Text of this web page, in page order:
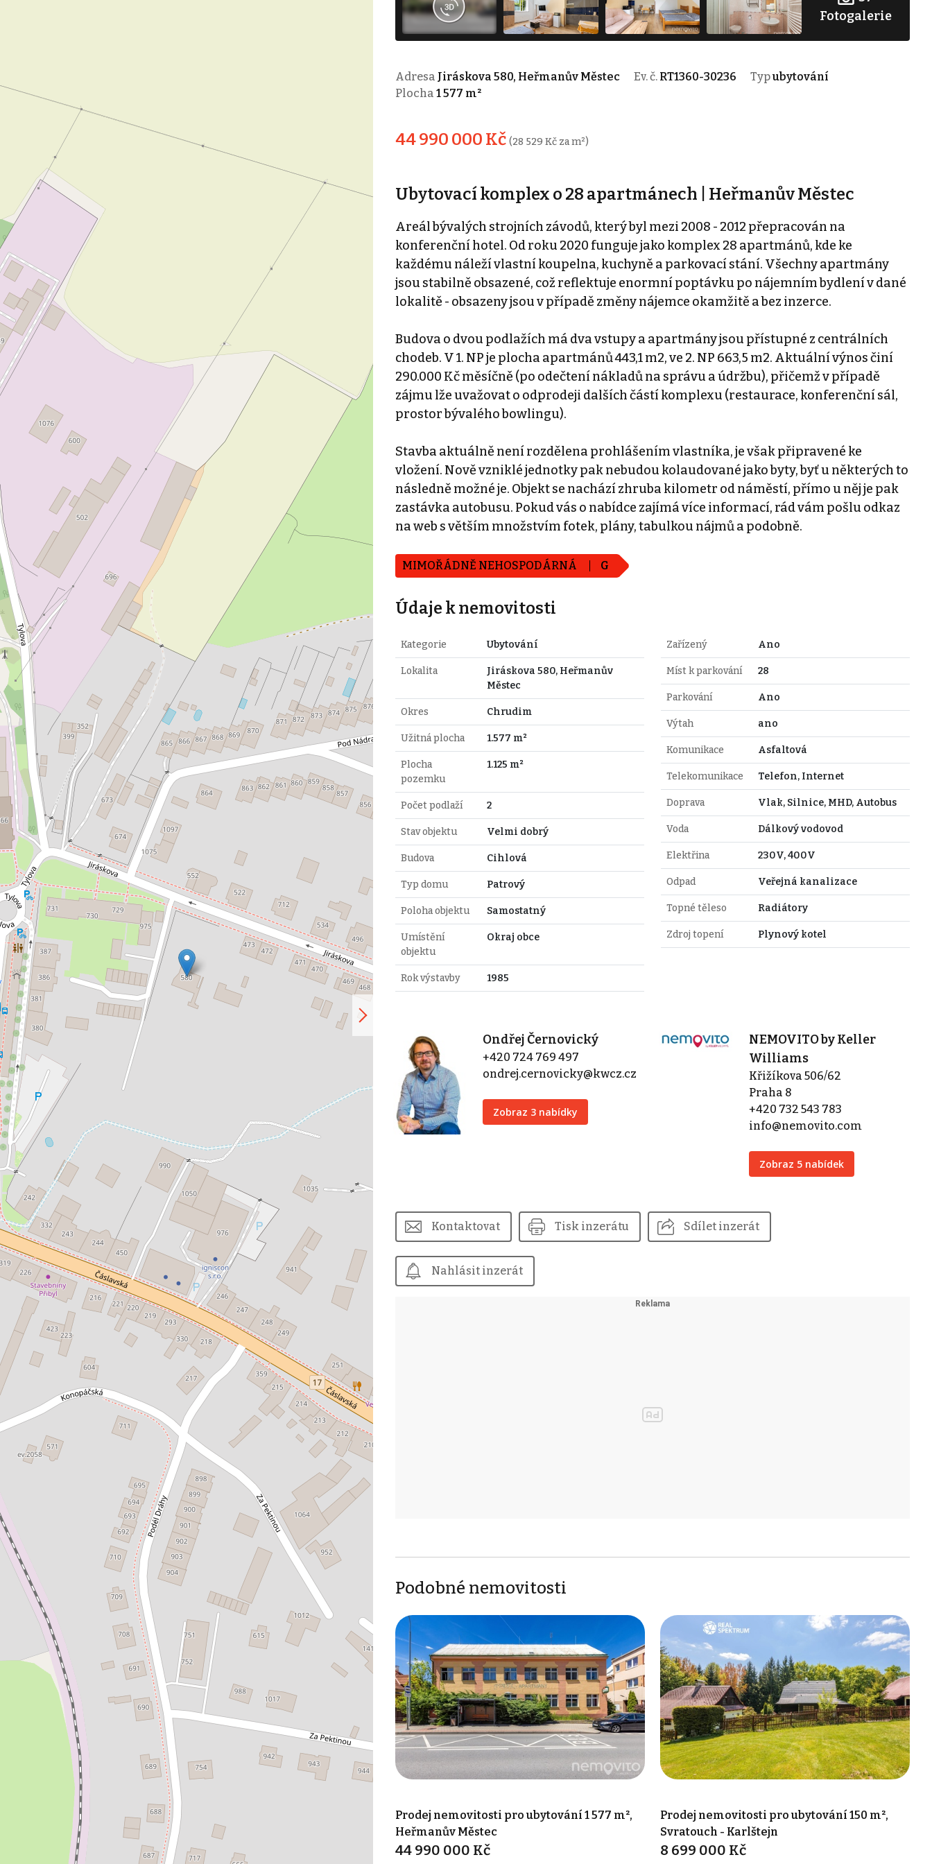
Fotogalerie
Adresa Jiráskova 580, Heřmanův Městec Ev. č. RT1360-30236 Typubytování
Plocha 1 577 m²
44 990 000 Kč (28 529 Kč za m²)
Ubytovací komplex o 28 apartmánech | Heřmanův Městec
Areál bývalých strojních závodů, který byl mezi 2008 - 2012 přepracován na
konferenční hotel. Od roku 2020 funguje jako komplex 28 apartmánů, kde ke
každému náleží vlastní koupelna, kuchyně a parkovací stání. Všechny apartmány
jsou stabilně obsazené, což reflektuje enormní poptávku po nájemním bydlení v dané
lokalitě - obsazeny jsou v případě změny nájemce okamžitě a bez inzerce.
Budova o dvou podlažích má dva vstupy a apartmány jsou přístupné z centrálních
chodeb. V 1. NP je plocha apartmánů 443,1 m2, ve 2. NP 663,5 m2. Aktuální výnos činí
290.000 Kč měsíčně (po odečtení nákladů na správu a údržbu), přičemž v případě
zájmu lže uvažovat o odprodeji dalších částí komplexu (restaurace, konferenční sál,
prostor bývalého bowlingu).
Stavba aktuálně není rozdělena prohlášením vlastníka, je však připravené ke
vložení. Nově vzniklé jednotky pak nebudou kolaudované jako byty, byť u některých to
následně možné je. Objekt se nachází zhruba kilometr od náměstí, přímo u něj je pak
zastávka autobusu. Pokud vás o nabídce zajímá více informací, rád vám pošlu odkaz
na web s větším množstvím fotek, plány, tabulkou nájmů a podobně.
MIMOŘÁDNĚ NEHOSPODÁRNÁ G
Údaje k nemovitosti
Kategorie Ubytování
Lokalita
Jiráskova 580, Heřmanův
Městec
Okres Chrudim
Užitná plocha 1.577 m²
Plocha
pozemku
1.125 m²
Počet podlaží 2
Stav objektu Velmi dobrý
Budova Cihlová
Typ domu Patrový
Poloha objektu Samostatný
Umístění
objektu
Okraj obce
Rok výstavby 1985
Zařízený Ano
Míst k parkování 28
Parkování Ano
Výtah ano
Komunikace Asfaltová
Telekomunikace Telefon, Internet
Doprava Vlak, Silnice, MHD, Autobus
Voda Dálkový vodovod
Elektřina 230V, 400V
Odpad Veřejná kanalizace
Topné těleso Radiátory
Zdroj topení Plynový kotel
Ondřej Černovický
+420 724 769 497
ondrej.cernovicky@kwcz.cz
Zobraz 3 nabídky
NEMOVITO by Keller
Williams
Křižíkova 506/62
Praha 8
+420 732 543 783
info@nemovito.com
Zobraz 5 nabídek
Kontaktovat Tisk inzerátu Sdílet inzerát
Nahlásit inzerát
Podobné nemovitosti
Prodej nemovitosti pro ubytování 1 577 m²,
Heřmanův Městec
44 990 000 Kč
Prodej nemovitosti pro ubytování 150 m²,
Svratouch - Karlštejn
8 699 000 Kč